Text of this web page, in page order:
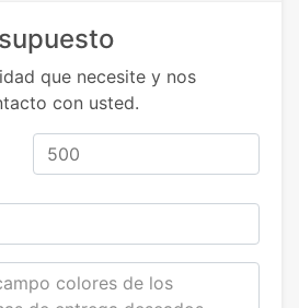
que necesite y nos
con usted.